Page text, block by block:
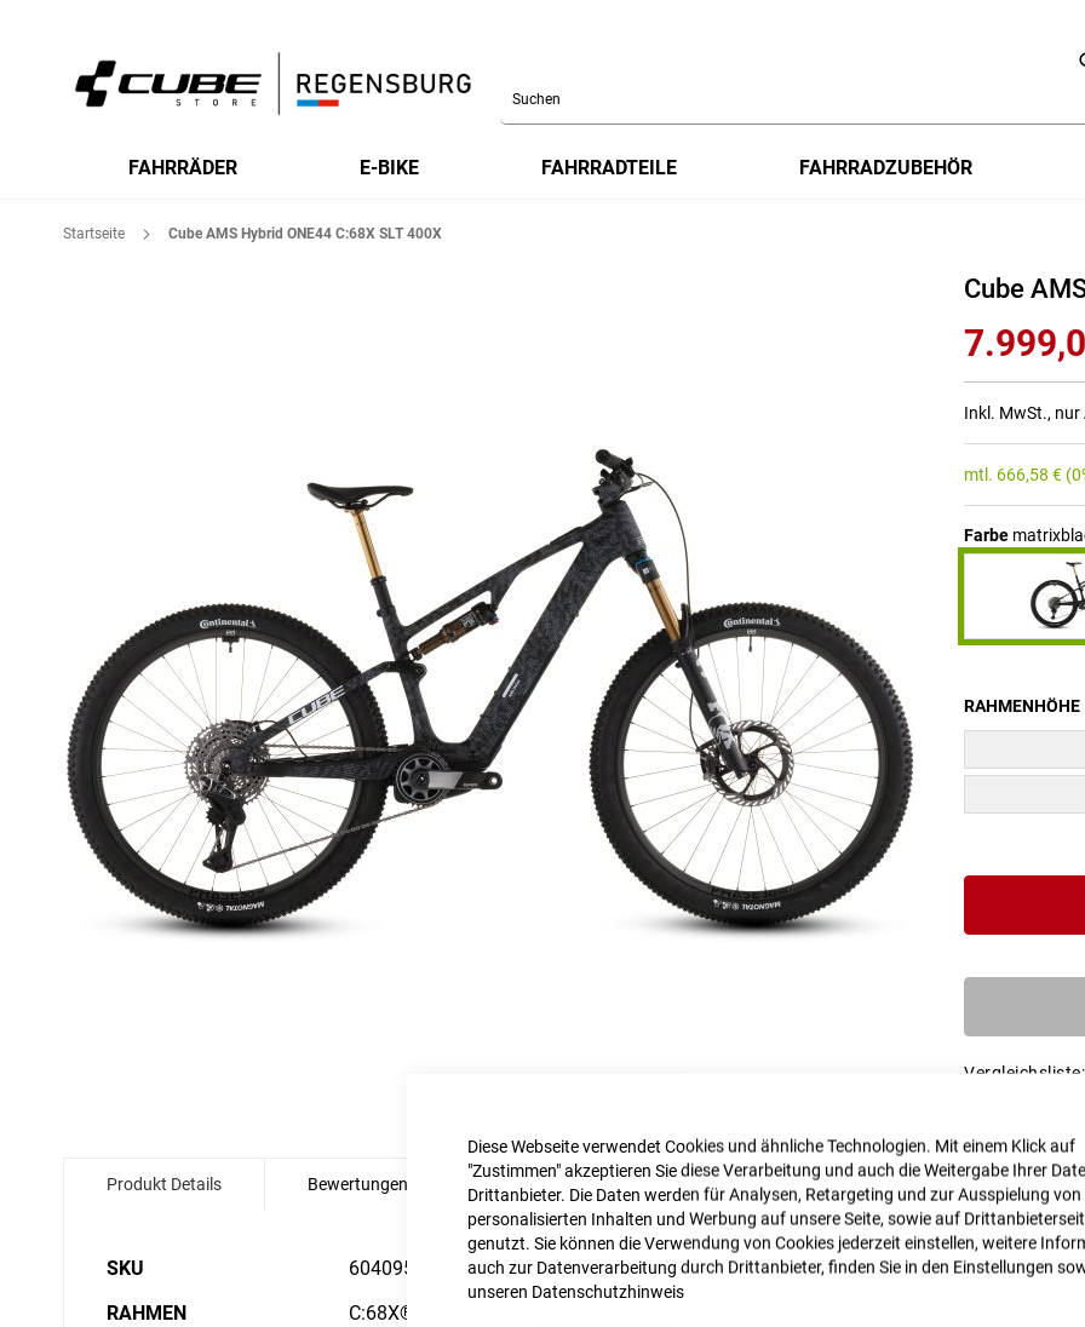
Diese Webseite verwendet Cookies und ähnliche Technologien. Mit einem Klick auf
"Zustimmen" akzeptieren Sie diese Verarbeitung und auch die Weitergabe Ihrer
Drittanbieter. Die Daten werden für Analysen, Retargeting und zur Ausspielung von
personalisierten Inhalten und Werbung auf unsere Seite, sowie auf
genutzt. Sie können die Verwendung von Cookies jederzeit einstellen, weitere
auch zur Datenverarbeitung durch Drittanbieter, finden Sie in den Einstellungen
unseren Datenschutzhinweis
Search
FAHRRÄDER E-BIKE FAHRRADTEILE FAHRRADZUBEHÖR
Startseite Cube AMS Hybrid ONE44 C:68X SLT 400X
Cube
Inkl. MwSt.,
mtl. 666,58 €
Farbe
RAHMENHÖHE
Vergleichsliste:
Produkt Details
Details
SKU
6040950
RAHMEN
C:68X® Monocoque Advanced Twin Mold Technology, Effiecient Trail Control, FSP 4-
Bewertungen Angaben zur Produktsicherheit